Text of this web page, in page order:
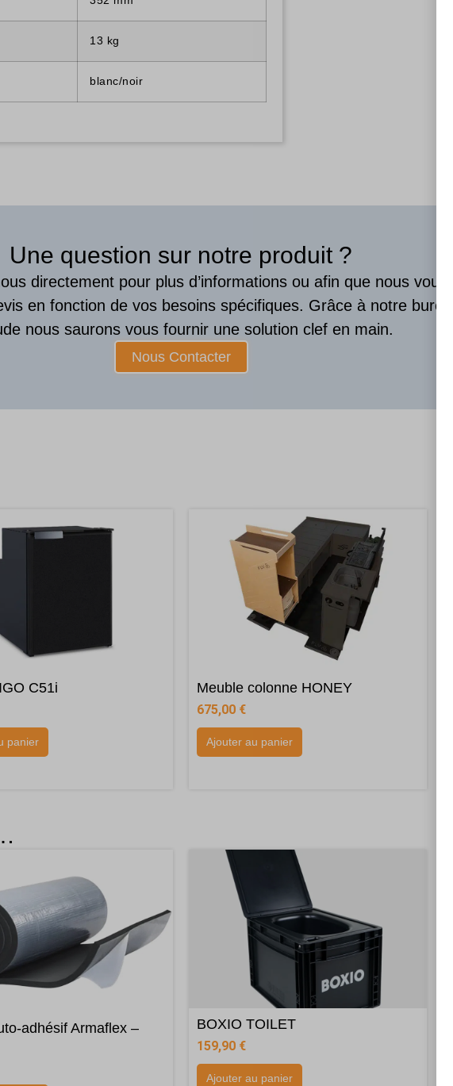
13 kg
blanc/noir
Une question sur notre produit ?
directement pour plus d’informations ou afin que nous vous
en fonction de vos besoins spécifiques. Grâce à notre bureau
nous saurons vous fournir une solution clef en main.
Nous Contacter
C51i
panier
Meuble colonne HONEY
675,00 €
Ajouter au panier
adhésif Armaflex –
BOXIO TOILET
159,90 €
Ajouter au panier